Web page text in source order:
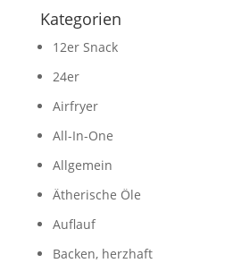
Kategorien
12er Snack
24er
Airfryer
All-In-One
Allgemein
Ätherische Öle
Auflauf
Backen, herzhaft